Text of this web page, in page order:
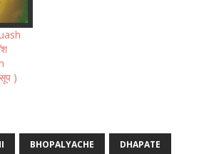
)
BHOPALYACHE DHAPATE